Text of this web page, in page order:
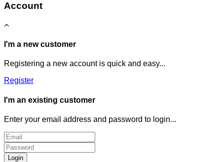
Account
I'm a new customer
Registering a new account is quick and easy...
Register
I'm an existing customer
Enter your email address and password to login...
Login